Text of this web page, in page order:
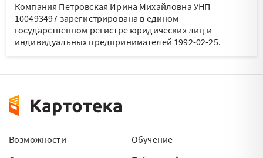
Компания Петровская Ирина Михайловна УНП
100493497 зарегистрирована в едином
государственном регистре юридических лиц и
индивидуальных предпринимателей 1992-02-25.
Возможности
Обучение